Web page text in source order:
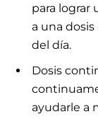
para lograr
a una
del día.
Dosis
ayudarle a